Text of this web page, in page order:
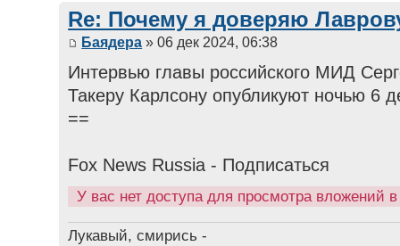
Re: Почему я доверяю
Баядера » 06 дек 2024, 06:38
Интервью главы российского МИД
Такеру Карлсону опубликуют ночью 6
==
Fox News Russia - Подписаться
У вас нет доступа для просмотра вложений
Лукавый, смирись -